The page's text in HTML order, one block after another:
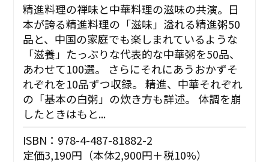
精進料理の禅味と中華料理の滋味の共演。日
本が誇る精進料理の「滋味」溢れる精進粥50
品と、中国の家庭でも楽しまれているような
「滋養」たっぷりな代表的な中華粥を50品、
あわせて100選。 さらにそれにあうおかずそ
れぞれを10品ずつ収録。 精進、中華それぞれ
の「基本の白粥」の炊き方も詳述。 体調を崩
したときはもと...
ISBN：978-4-487-81882-2
定価3,190円（本体2,900円＋税10%）